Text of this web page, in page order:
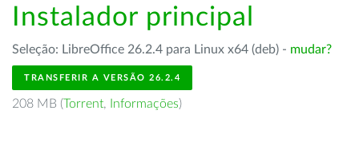
Instalador principal
Seleção: LibreOffice 26.2.4 para Linux x64 (deb) - mudar?
TRANSFERIR A VERSÃO 26.2.4
208 MB (Torrent, Informações)